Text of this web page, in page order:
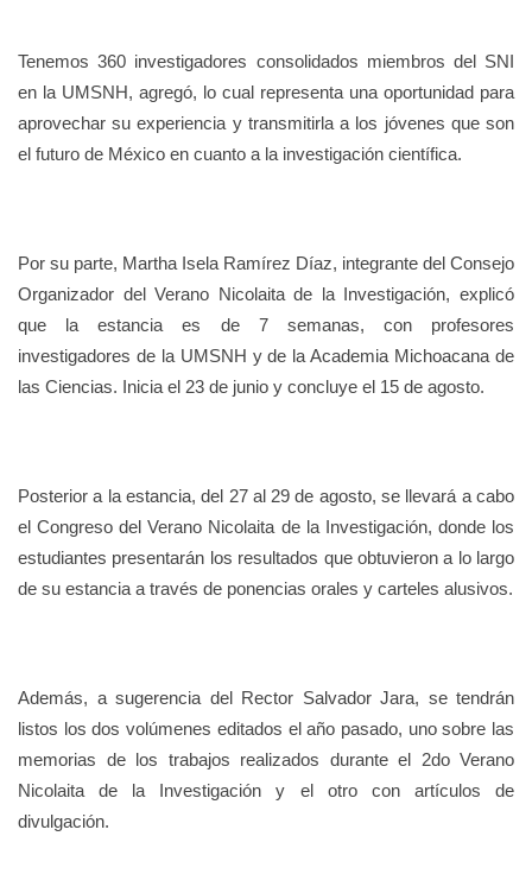
Tenemos 360 investigadores consolidados miembros del SNI
en la UMSNH, agregó, lo cual representa una oportunidad para
aprovechar su experiencia y transmitirla a los jóvenes que son
el futuro de México en cuanto a la investigación científica.
Por su parte, Martha Isela Ramírez Díaz, integrante del Consejo
Organizador del Verano Nicolaita de la Investigación, explicó
que la estancia es de 7 semanas, con profesores
investigadores de la UMSNH y de la Academia Michoacana de
las Ciencias. Inicia el 23 de junio y concluye el 15 de agosto.
Posterior a la estancia, del 27 al 29 de agosto, se llevará a cabo
el Congreso del Verano Nicolaita de la Investigación, donde los
estudiantes presentarán los resultados que obtuvieron a lo largo
de su estancia a través de ponencias orales y carteles alusivos.
Además, a sugerencia del Rector Salvador Jara, se tendrán
listos los dos volúmenes editados el año pasado, uno sobre las
memorias de los trabajos realizados durante el 2do Verano
Nicolaita de la Investigación y el otro con artículos de
divulgación.